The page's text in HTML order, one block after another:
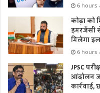
6 hours
कोढ़ा को
इमरजेंसी
मिलेगा
6 hours
JPSC
आंदोलन
कार्रवाई,